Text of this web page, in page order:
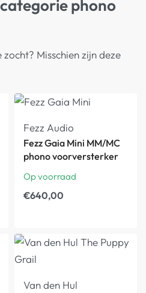
phono
Misschien zijn deze
Fezz Audio
Fezz Gaia Mini MM/MC
phono voorversterker
Op voorraad
€640,00
Van den Hul